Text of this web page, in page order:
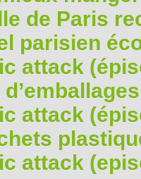
de Paris
parisien
attack
attack
attack